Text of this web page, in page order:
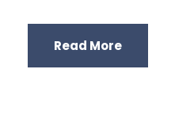
Read More